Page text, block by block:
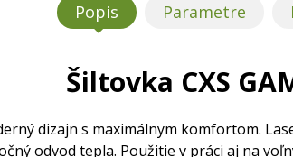
Popis Parametre
Šiltovka CXS
dizajn s maximálnym komfortom.
odvod tepla. Použitie v práci aj na